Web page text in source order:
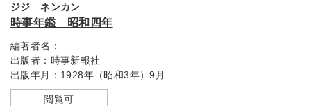
ジジ ネンカン
時事年鑑 昭和四年
編著者名：
出版者： 時事新報社
出版年月： 1928年（昭和3年）9月
閲覧可